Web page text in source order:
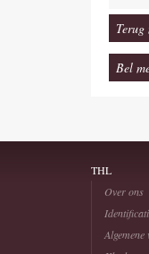
Bel
THL
Over ons